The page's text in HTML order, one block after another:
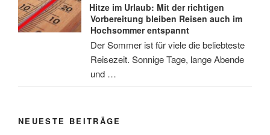
Hitze im Urlaub: Mit der richtigen
Vorbereitung bleiben Reisen auch im
Hochsommer entspannt
Der Sommer ist für viele die beliebteste
Reisezeit. Sonnige Tage, lange Abende
und …
NEUESTE BEITRÄGE